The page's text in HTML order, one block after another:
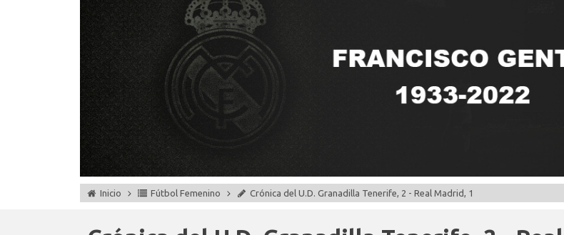
Inicio Fútbol Femenino Crónica del U.D. Granadilla Tenerife, 2 - Real Madrid, 1